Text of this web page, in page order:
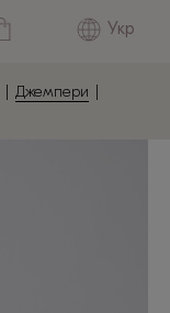
Укр
| Джемпери |